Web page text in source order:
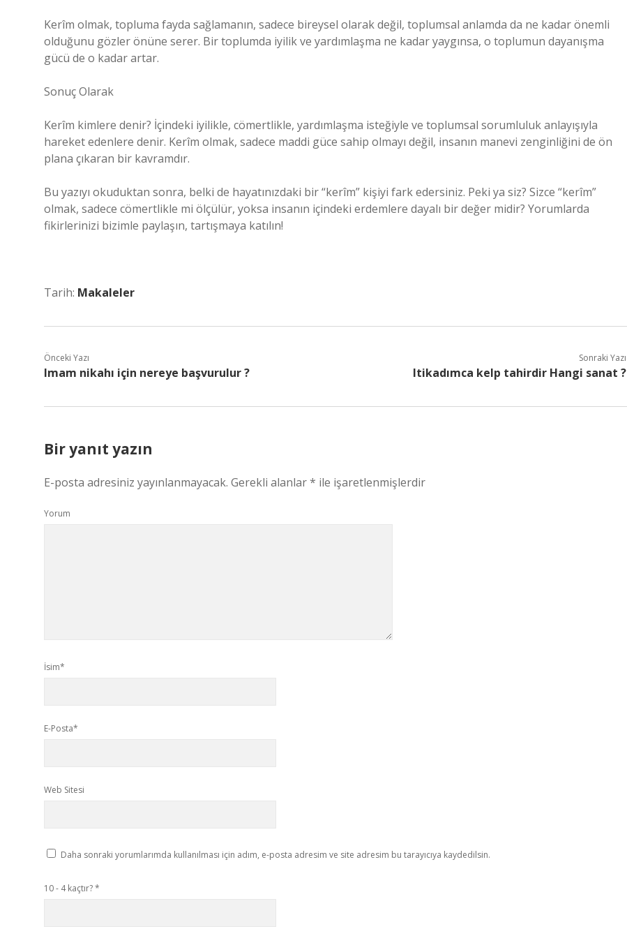
Kerîm olmak, topluma fayda sağlamanın, sadece bireysel olarak değil, toplumsal anlamda da ne kadar önemli
olduğunu gözler önüne serer. Bir toplumda iyilik ve yardımlaşma ne kadar yaygınsa, o toplumun dayanışma
gücü de o kadar artar.
Sonuç Olarak
Kerîm kimlere denir? İçindeki iyilikle, cömertlikle, yardımlaşma isteğiyle ve toplumsal sorumluluk anlayışıyla
hareket edenlere denir. Kerîm olmak, sadece maddi güce sahip olmayı değil, insanın manevi zenginliğini de ön
plana çıkaran bir kavramdır.
Bu yazıyı okuduktan sonra, belki de hayatınızdaki bir “kerîm” kişiyi fark edersiniz. Peki ya siz? Sizce “kerîm”
olmak, sadece cömertlikle mi ölçülür, yoksa insanın içindeki erdemlere dayalı bir değer midir? Yorumlarda
fikirlerinizi bizimle paylaşın, tartışmaya katılın!
Tarih: Makaleler
Önceki Yazı
Imam nikahı için nereye başvurulur ?
Sonraki Yazı
Itikadımca kelp tahirdir Hangi sanat ?
Bir yanıt yazın
E-posta adresiniz yayınlanmayacak. Gerekli alanlar* ile işaretlenmişlerdir
Yorum
İsim*
E-Posta*
Web Sitesi
Daha sonraki yorumlarımda kullanılması için adım, e-posta adresim ve site adresim bu tarayıcıya kaydedilsin.
10 - 4 kaçtır?*